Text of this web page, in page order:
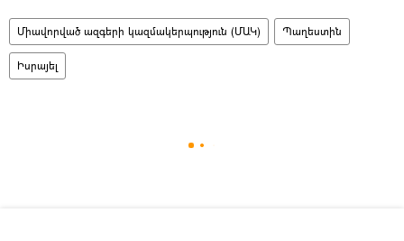
Միավորված ազգերի կազմակերպություն (ՄԱԿ) Պաղեստին
Իսրայել